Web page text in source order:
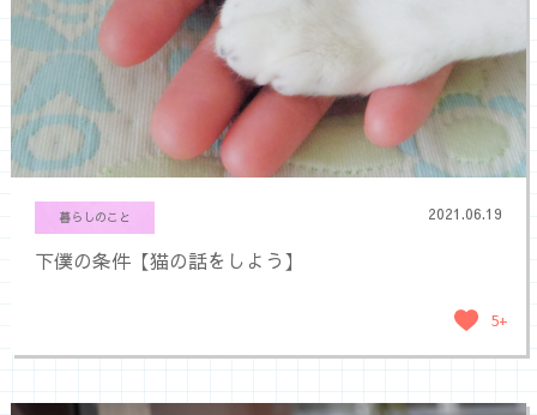
暮らしのこと 2021.06.19
下僕の条件【猫の話をしよう】
5+